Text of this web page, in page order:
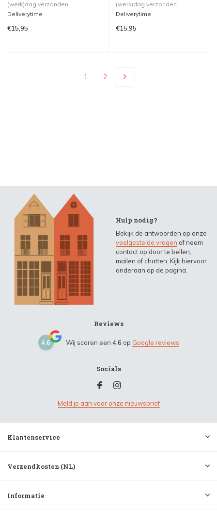
(werk)dag verzonden.
Deliverytime
€15,95
(werk)dag verzonden.
Deliverytime
€15,95
1 2
Hulp nodig?
Bekijk de antwoorden op onze
veelgestelde vragen of neem
contact op door te bellen,
mailen of chatten. Kijk hiervoor
onderaan op de pagina.
Reviews
4,6 Wij scoren een 4,6 op Google reviews
Socials
Meld je aan voor onze nieuwsbrief
Klantenservice
Verzendkosten (NL)
Informatie